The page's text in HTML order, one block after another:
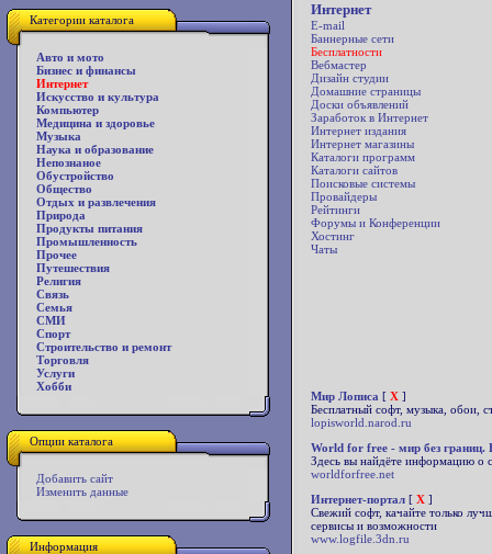
Категории каталога
Авто и мото
Бизнес и финансы
Интернет
Искусство и культура
Компьютер
Медицина и здоровье
Музыка
Наука и образование
Непознаное
Обустройство
Общество
Отдых и развлечения
Природа
Продукты питания
Промышленность
Прочее
Путешествия
Религия
Связь
Семья
СМИ
Спорт
Строительство и ремонт
Торговля
Услуги
Хобби
Опции каталога
Добавить сайт
Изменить данные
Информация
Интернет
E-mail
Баннерные сети
Бесплатности
Вебмастер
Дизайн студии
Домашние страницы
Доски объявлений
Заработок в Интернет
Интернет издания
Интернет магазины
Каталоги программ
Каталоги сайтов
Поисковые системы
Провайдеры
Рейтинги
Форумы и Конференции
Хостинг
Чаты
Мир Лописа [ X ]
Бесплатный софт, музыка, обои,
lopisworld.narod.ru
World for free - мир без границ.
Здесь вы найдёте информацию о
worldforfree.net
Интернет-портал [ X ]
Свежий софт, качайте только
сервисы и возможности
www.logfile.3dn.ru